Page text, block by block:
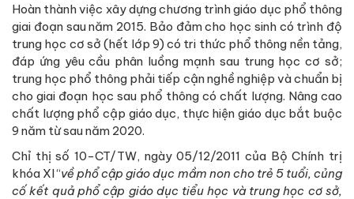
Hoàn thành việc xây dựng chương trình giáo dục phổ thông
giai đoạn sau năm 2015. Bảo đảm cho học sinh có trình độ
trung học cơ sở (hết lớp 9) có tri thức phổ thông nền tảng,
đáp ứng yêu cầu phân luồng mạnh sau trung học cơ sở;
trung học phổ thông phải tiếp cận nghề nghiệp và chuẩn bị
cho giai đoạn học sau phổ thông có chất lượng. Nâng cao
chất lượng phổ cập giáo dục, thực hiện giáo dục bắt buộc
9 năm từ sau năm 2020.
Chỉ thị số 10-CT/TW, ngày 05/12/2011 của Bộ Chính trị
khóa XI “về phổ cập giáo dục mầm non cho trẻ 5 tuổi, củng
cố kết quả phổ cập giáo dục tiểu học và trung học cơ sở,